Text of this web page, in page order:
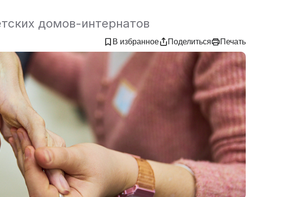
домов-интернатов
В избранное Поделиться Печать